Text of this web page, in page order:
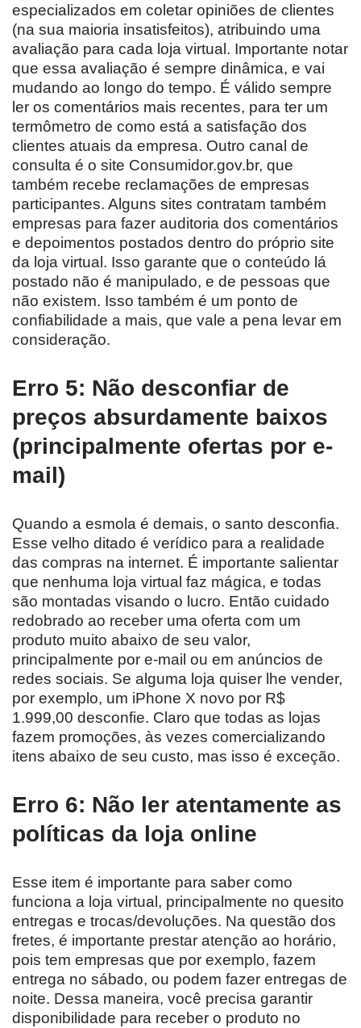
especializados em coletar opiniões de clientes
(na sua maioria insatisfeitos), atribuindo uma
avaliação para cada loja virtual. Importante notar
que essa avaliação é sempre dinâmica, e vai
mudando ao longo do tempo. É válido sempre
ler os comentários mais recentes, para ter um
termômetro de como está a satisfação dos
clientes atuais da empresa. Outro canal de
consulta é o site Consumidor.gov.br, que
também recebe reclamações de empresas
participantes. Alguns sites contratam também
empresas para fazer auditoria dos comentários
e depoimentos postados dentro do próprio site
da loja virtual. Isso garante que o conteúdo lá
postado não é manipulado, e de pessoas que
não existem. Isso também é um ponto de
confiabilidade a mais, que vale a pena levar em
consideração.
Erro 5: Não desconfiar de
preços absurdamente baixos
(principalmente ofertas por e-
mail)
Quando a esmola é demais, o santo desconfia.
Esse velho ditado é verídico para a realidade
das compras na internet. É importante salientar
que nenhuma loja virtual faz mágica, e todas
são montadas visando o lucro. Então cuidado
redobrado ao receber uma oferta com um
produto muito abaixo de seu valor,
principalmente por e-mail ou em anúncios de
redes sociais. Se alguma loja quiser lhe vender,
por exemplo, um iPhone X novo por R$
1.999,00 desconfie. Claro que todas as lojas
fazem promoções, às vezes comercializando
itens abaixo de seu custo, mas isso é exceção.
Erro 6: Não ler atentamente as
políticas da loja online
Esse item é importante para saber como
funciona a loja virtual, principalmente no quesito
entregas e trocas/devoluções. Na questão dos
fretes, é importante prestar atenção ao horário,
pois tem empresas que por exemplo, fazem
entrega no sábado, ou podem fazer entregas de
noite. Dessa maneira, você precisa garantir
disponibilidade para receber o produto no